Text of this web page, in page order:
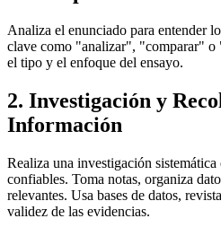
Analiza el enunciado para entender
clave como "analizar", "comparar" o
el tipo y el enfoque del ensayo.
2. Investigación y
Información
Realiza una investigación sistemática
confiables. Toma notas, organiza
relevantes. Usa bases de datos,
validez de las evidencias.